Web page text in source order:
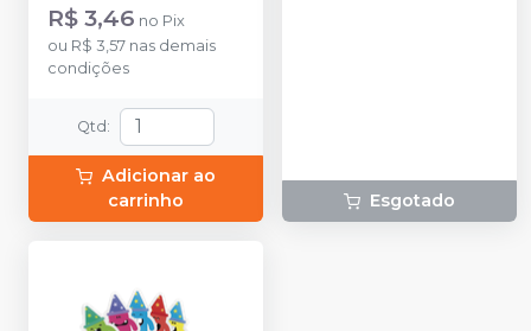
R$ 3,46 no Pix
ou R$ 3,57 nas demais
condições
Qtd :
Adicionar ao
carrinho
Esgotado